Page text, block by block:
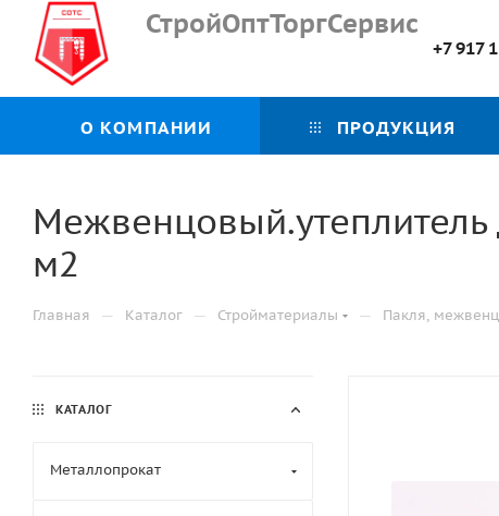
СтройОптТоргСервис
+7 917
О КОМПАНИИ ПРОДУКЦИЯ
м2
Главная — Каталог — Стройматериалы — Пакля,
КАТАЛОГ
Металлопрокат